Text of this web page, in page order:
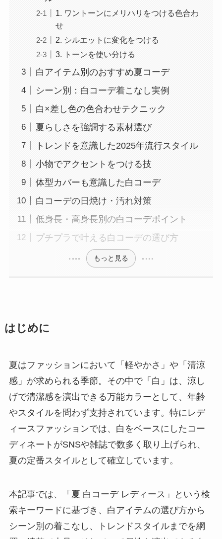
1. ワントーンにメリハリをつける色合わ
せ
2. シルエットに変化をつける
3. トーンを使い分ける
白アイテム別のおすすめ夏コーデ
シーン別：白コーデ着こなし実例
白×差し色の色合わせテクニック
夏らしさを強調する素材選び
トレンドを意識した2025年流行スタイル
小物でアクセントをつける技
体型カバーも意識した白コーデ
白コーデの日焼け・汚れ対策
低身長・高身長別の白コーデポイント
プチプラで叶える白コーデの選び方
もっと見る
はじめに
夏はファッションにおいて「軽やかさ」や「清涼
感」が求められる季節。その中で「白」は、涼し
げで清潔感を演出できる万能カラーとして、年齢
やスタイルを問わず支持されています。特にレデ
ィースファッションでは、白をベースにしたコー
ディネートがSNSや雑誌で数多く取り上げられ、
夏の定番スタイルとして確立しています。
本記事では、「夏 白コーデ レディース」という検
索キーワードに基づき、白アイテムの選び方から
シーン別の着こなし、トレンドスタイルまでを網